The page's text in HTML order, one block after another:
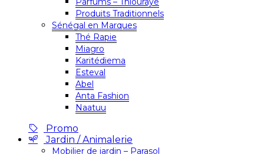
Produits Traditionnels
Sénégal en Marques
Thé Rapie
Miagro
Karitédiema
Esteval
Abel
Anta Fashion
Naatuu
Promo
Jardin / Animalerie
Mobilier de jardin – Parasol